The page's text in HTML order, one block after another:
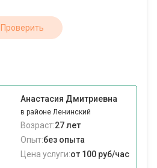
Проверить
Анастасия Дмитриевна
в районе Ленинский
Возраст:27 лет
Опыт:без опыта
Цена услуги:от 100 руб/час